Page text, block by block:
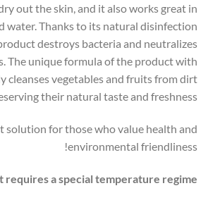
out the skin, and it also works great in
water. Thanks to its natural disinfection
destroys bacteria and neutralizes
The unique formula of the product with
cleanses vegetables and fruits from dirt
their natural taste and freshness.
solution for those who value health and
environmental friendliness!
requires a special temperature regime.